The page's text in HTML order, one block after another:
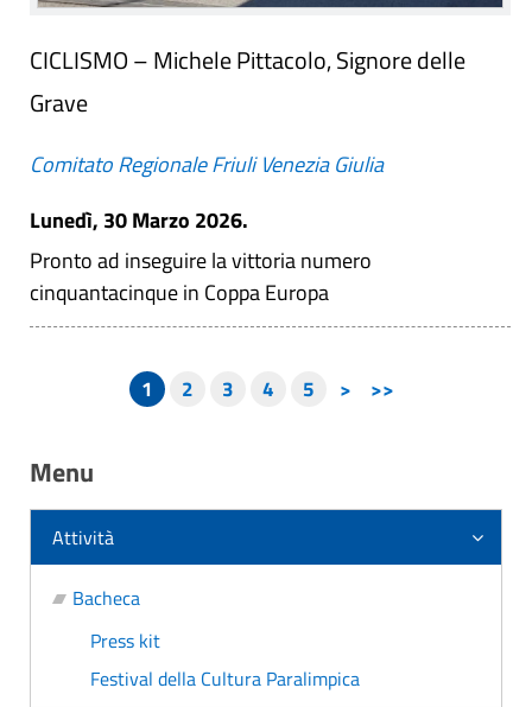
CICLISMO – Michele Pittacolo, Signore delle
Grave
Comitato Regionale Friuli Venezia Giulia
Lunedì, 30 Marzo 2026.
Pronto ad inseguire la vittoria numero
cinquantacinque in Coppa Europa
1 2 3 4 5 > >>
Menu
Attività
Bacheca
Press kit
Festival della Cultura Paralimpica